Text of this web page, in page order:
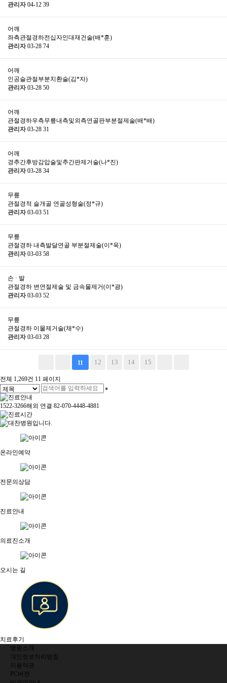
관리자 04-12 39
어깨
좌측관절경하전십자인대재건술(배*훈)
관리자 03-28 74
어깨
인공슬관절부분치환술(김*자)
관리자 03-28 50
어깨
관절경하우측무릎내측및외측연골판부분절제술(배*배)
관리자 03-28 31
어깨
경추간후방감압술및추간판제거술(나*진)
관리자 03-28 34
무릎
관절경적 슬개골 연골성형술(정*규)
관리자 03-03 51
무릎
관절경하 내측발달연골 부분절제술(이*욱)
관리자 03-03 58
손 · 발
관절경하 변연절제술 및 금속물제거(이*광)
관리자 03-03 52
무릎
관절경하 이물제거술(채*수)
관리자 03-03 28
11 12 13 14 15
전체 1,269건 11 페이지
1522-3266해외 연결 82-070-4448-4881
온라인예약
전문의상담
진료안내
의료진소개
오시는 길
치료후기
병원소개
개인정보처리방침
이용약관
PC버전